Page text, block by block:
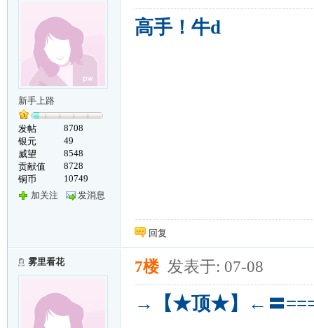
新手上路
发帖
8708
银元
49
威望
8548
贡献值
8728
铜币
10749
加关注
发消息
高手！牛d
回复
雾里看花 7楼 发表于: 07-08
→【★顶★】←〓